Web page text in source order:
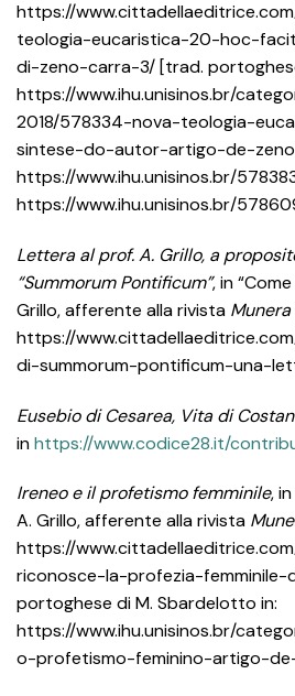
https://
teologia-eucaristica-20-hoc-
di-zeno-carra-3/ [trad.
https://www.ihu.unisinos.br/
2018/578334-nova-teologia-
sintese-do-autor-artigo-de-
https://www.ihu.unisinos.br/
https://www.ihu.unisinos.br/
Lettera al prof. A. Grillo, a
“Summorum Pontificum”, in
Grillo, afferente alla rivista Munera
https://
di-summorum-pontificum-una-
Eusebio di Cesarea, Vita di
inhttps://www.codice28.it/
Ireneo e il profetismo femminile,
A. Grillo, afferente alla rivista
https://
riconosce-la-profezia-
portoghese di M. Sbardelotto in:
https://www.ihu.unisinos.br/
o-profetismo-feminino-artigo-